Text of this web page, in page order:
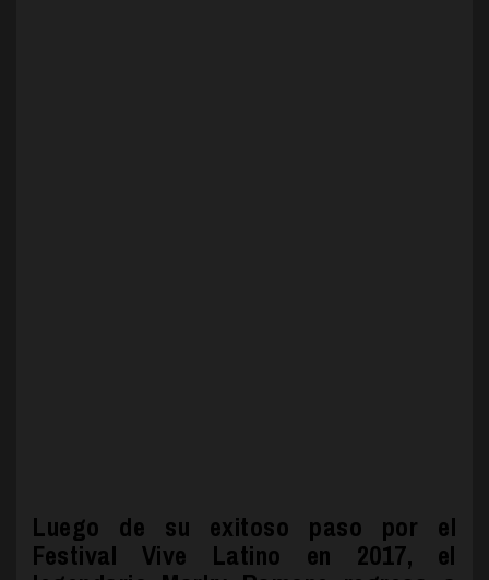
Luego de su exitoso paso por el
Festival Vive Latino en 2017, el